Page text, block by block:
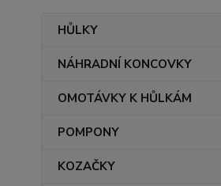
HŮLKY
NÁHRADNÍ KONCOVKY
OMOTÁVKY K HŮLKÁM
POMPONY
KOZAČKY